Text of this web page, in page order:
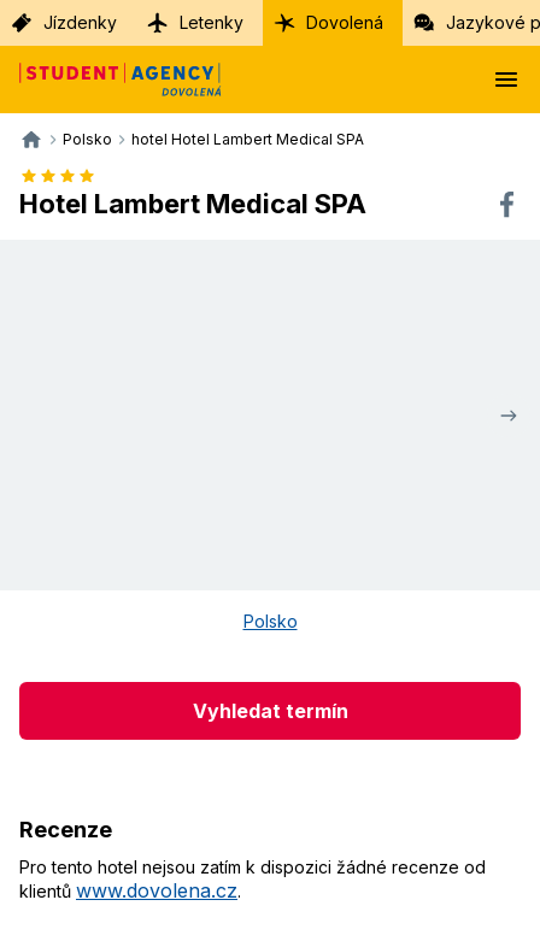
Jízdenky Letenky Dovolená Jazykové
Polsko hotel Hotel Lambert Medical SPA
Hotel Lambert Medical SPA
Polsko
Vyhledat termín
Recenze
Pro tento hotel nejsou zatím k dispozici žádné recenze od
klientů www.dovolena.cz.